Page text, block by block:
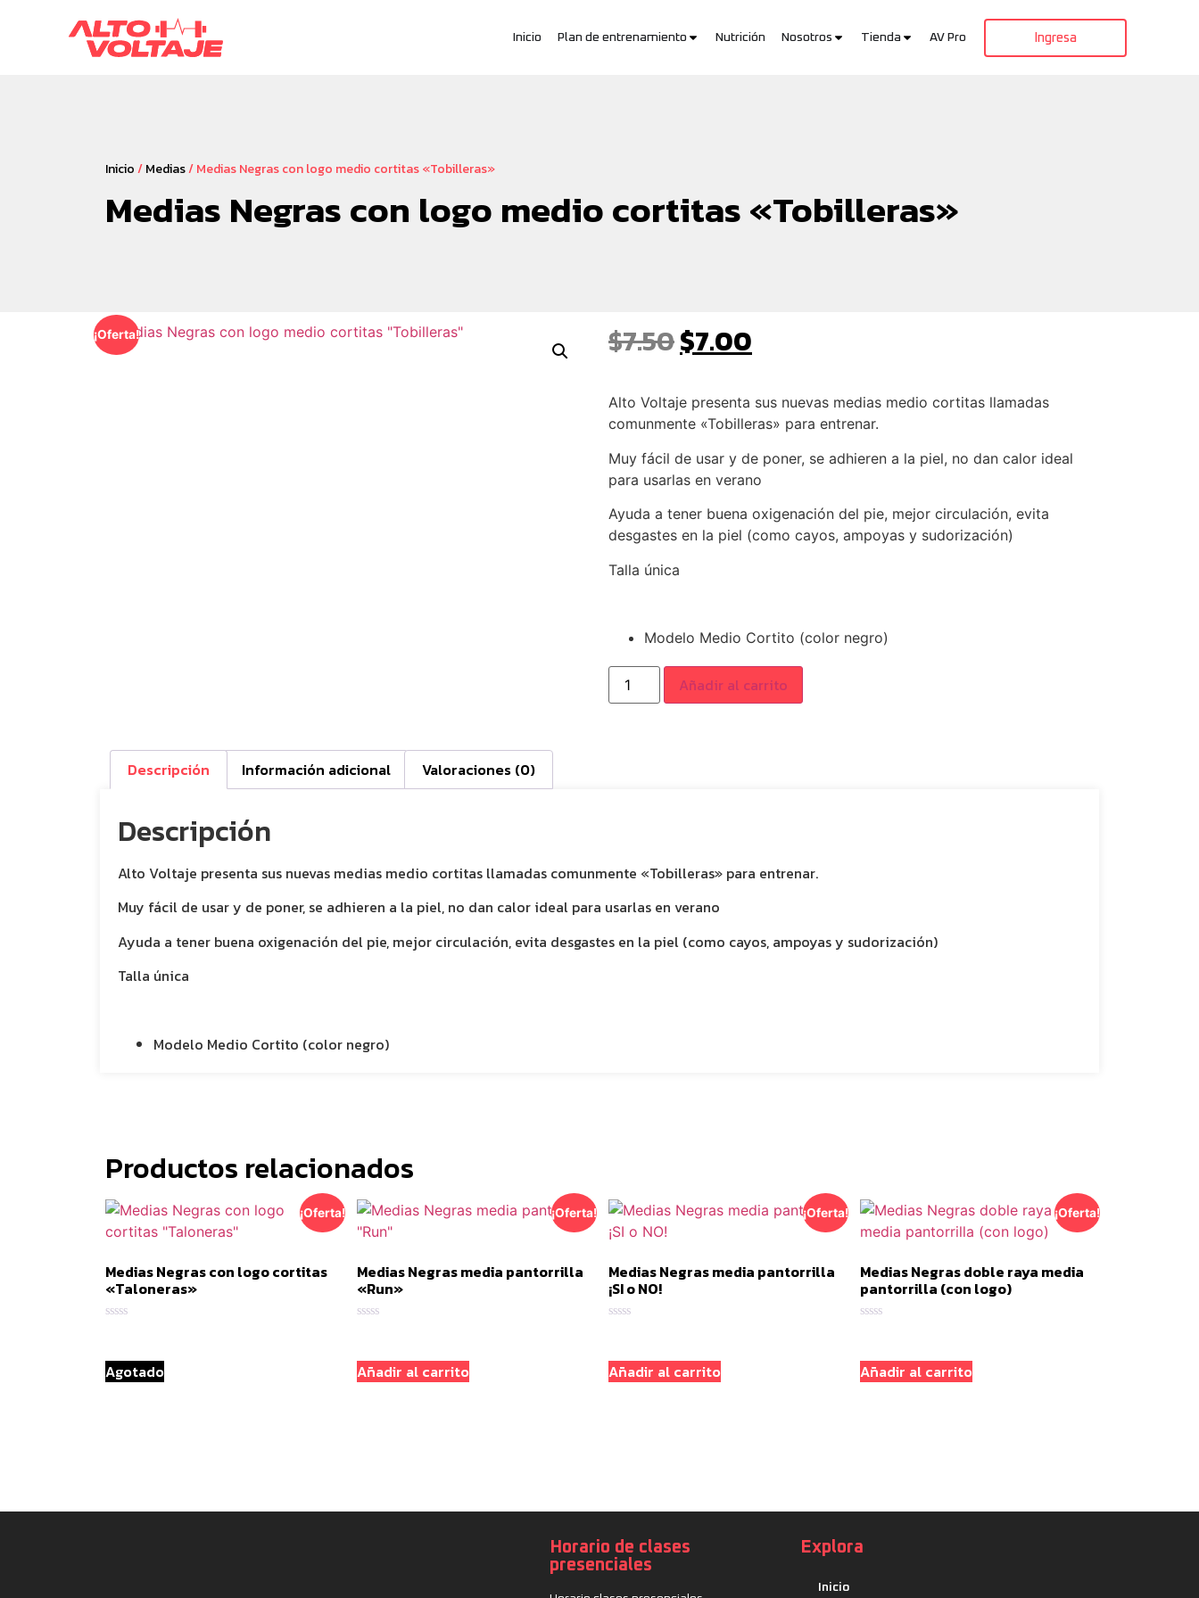
Inicio Plan de entrenamiento Nutrición Nosotros Tienda AV Pro Ingresa
Inicio/Medias/ Medias Negras con logo medio cortitas «Tobilleras»
Medias Negras con logo medio cortitas «Tobilleras»
¡Oferta! $7.50$7.00
Alto Voltaje presenta sus nuevas medias medio cortitas llamadas
comunmente «Tobilleras» para entrenar.
Muy fácil de usar y de poner, se adhieren a la piel, no dan calor ideal
para usarlas en verano
Ayuda a tener buena oxigenación del pie, mejor circulación, evita
desgastes en la piel (como cayos, ampoyas y sudorización)
Talla única
Modelo Medio Cortito (color negro)
Añadir al carrito
Descripción Información adicional Valoraciones (0)
Descripción
Alto Voltaje presenta sus nuevas medias medio cortitas llamadas comunmente «Tobilleras» para entrenar.
Muy fácil de usar y de poner, se adhieren a la piel, no dan calor ideal para usarlas en verano
Ayuda a tener buena oxigenación del pie, mejor circulación, evita desgastes en la piel (como cayos, ampoyas y sudorización)
Talla única
Modelo Medio Cortito (color negro)
Productos relacionados
¡Oferta!
Medias Negras con logo cortitas
«Taloneras»
de
5
Agotado
¡Oferta!
Medias Negras media pantorrilla
«Run»
de
5
Añadir al carrito
¡Oferta!
Medias Negras media pantorrilla
¡SI o NO!
de
5
Añadir al carrito
¡Oferta!
Medias Negras doble raya media
pantorrilla (con logo)
de
5
Añadir al carrito
Horario de clases
presenciales
Explora
Inicio